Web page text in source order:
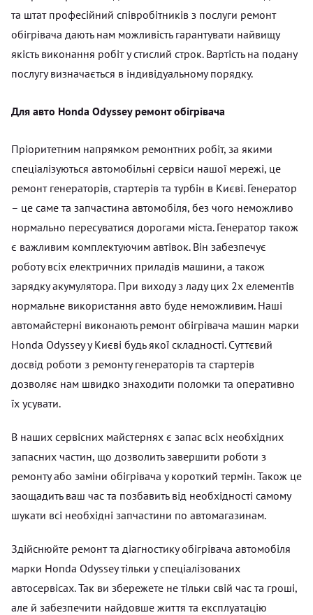
та штат професійний співробітників з послуги ремонт
обігрівача дають нам можливість гарантувати найвищу
якість виконання робіт у стислий строк. Вартість на подану
послугу визначається в індивідуальному порядку.
Для авто Honda Odyssey ремонт обігрівача
Пріоритетним напрямком ремонтних робіт, за якими
спеціалізуються автомобільні сервіси нашої мережі, це
ремонт генераторів, стартерів та турбін в Києві. Генератор
– це саме та запчастина автомобіля, без чого неможливо
нормально пересуватися дорогами міста. Генератор також
є важливим комплектуючим автівок. Він забезпечує
роботу всіх електричних приладів машини, а також
зарядку акумулятора. При виходу з ладу цих 2х елементів
нормальне використання авто буде неможливим. Наші
автомайстерні виконають ремонт обігрівача машин марки
Honda Odyssey у Києві будь якої складності. Суттєвий
досвід роботи з ремонту генераторів та стартерів
дозволяє нам швидко знаходити поломки та оперативно
їх усувати.
В наших сервісних майстернях є запас всіх необхідних
запасних частин, що дозволить завершити роботи з
ремонту або заміни обігрівача у короткий термін. Також це
заощадить ваш час та позбавить від необхідності самому
шукати всі необхідні запчастини по автомагазинам.
Здійснюйте ремонт та діагностику обігрівача автомобіля
марки Honda Odyssey тільки у спеціалізованих
автосервісах. Так ви збережете не тільки свій час та гроші,
але й забезпечити найдовше життя та експлуатацію